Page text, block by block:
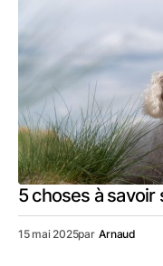
5 choses à savoir
15 mai 2025par Arnaud